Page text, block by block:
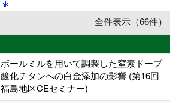
全件表示（66件）
ボールミルを用いて調製した窒素ドープ
酸化チタンへの白金添加の影響 (第16回
福島地区CEセミナー)